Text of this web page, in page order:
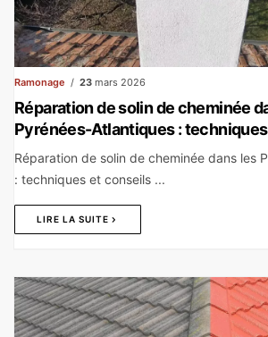
Ramonage 23 mars 2026
Réparation de solin de cheminée
Pyrénées-Atlantiques :
Réparation de solin de cheminée dans les
: techniques et conseils ...
LIRE LA SUITE